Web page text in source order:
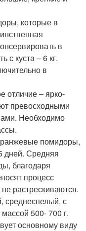
которые в
в
с куста – 6 кг.
в
отличие – ярко-
превосходными
Необходимо
помидоры,
дней. Средняя
благодаря
процесс
растрескиваются.
среднеспелый, с
500- 700 г.
основному виду